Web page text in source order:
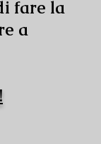
fare la
a